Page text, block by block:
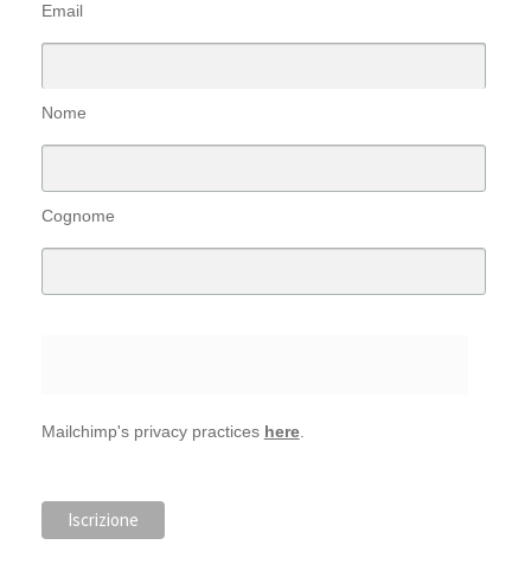
Email
Nome
Cognome
Mailchimp's privacy practices here.